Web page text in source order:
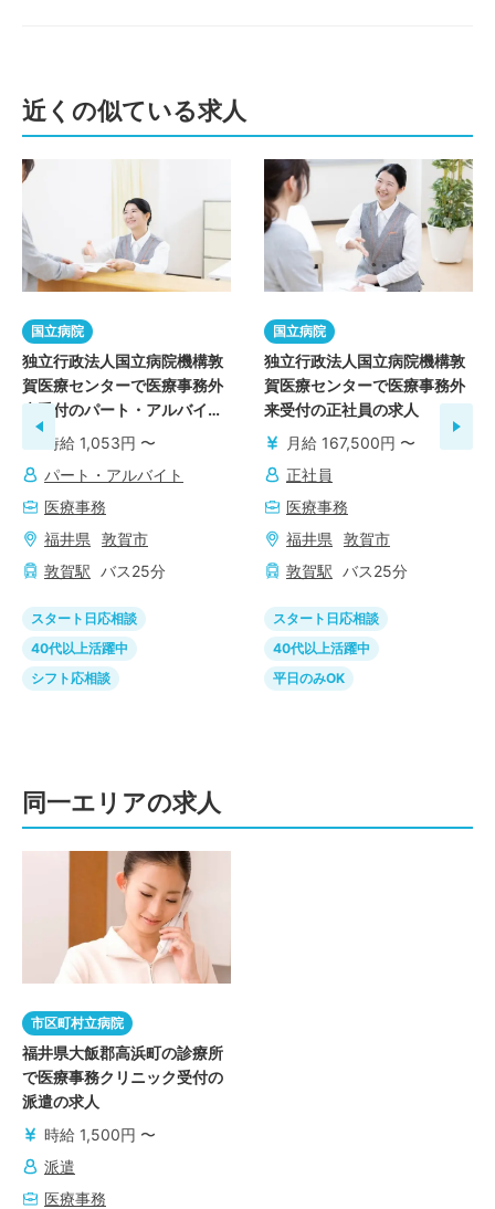
近くの似ている求人
国立病院
独立行政法人国立病院機構敦
賀医療センターで医療事務外
来受付のパート・アルバイト
の求人時給 1,053円 〜
パート・アルバイト
医療事務
福井県
敦賀市
敦賀駅 バス25分
スタート日応相談
40代以上活躍中
シフト応相談
国立病院
独立行政法人国立病院機構敦
賀医療センターで医療事務外
来受付の正社員の求人
月給 167,500円 〜
正社員
医療事務
福井県
敦賀市
敦賀駅 バス25分
スタート日応相談
40代以上活躍中
平日のみOK
同一エリアの求人
市区町村立病院
福井県大飯郡高浜町の診療所
で医療事務クリニック受付の
派遣の求人
時給 1,500円 〜
派遣
医療事務